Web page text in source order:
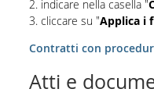
2. indicare nella casella "
3. cliccare su "Applica i
Contratti con
Atti e